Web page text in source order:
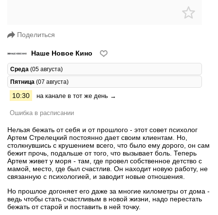
Поделиться
Наше Новое Кино
Среда (05 августа)
Пятница (07 августа)
10:30 на канале в тот же день →
Ошибка в расписании
Нельзя бежать от себя и от прошлого - этот совет психолог
Артем Стрелецкий постоянно дает своим клиентам. Но,
столкнувшись с крушением всего, что было ему дорого, он сам
бежит прочь, подальше от того, что вызывает боль. Теперь
Артем живет у моря - там, где провел собственное детство с
мамой, место, где был счастлив. Он находит новую работу, не
связанную с психологией, и заводит новые отношения.
Но прошлое догоняет его даже за многие километры от дома -
ведь чтобы стать счастливым в новой жизни, надо перестать
бежать от старой и поставить в ней точку.